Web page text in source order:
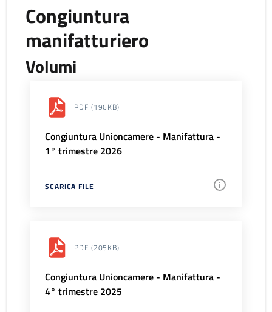
Congiuntura
manifatturiero
Volumi
PDF (196KB)
Congiuntura Unioncamere - Manifattura -
1° trimestre 2026
SCARICA FILE
PDF (205KB)
Congiuntura Unioncamere - Manifattura -
4° trimestre 2025